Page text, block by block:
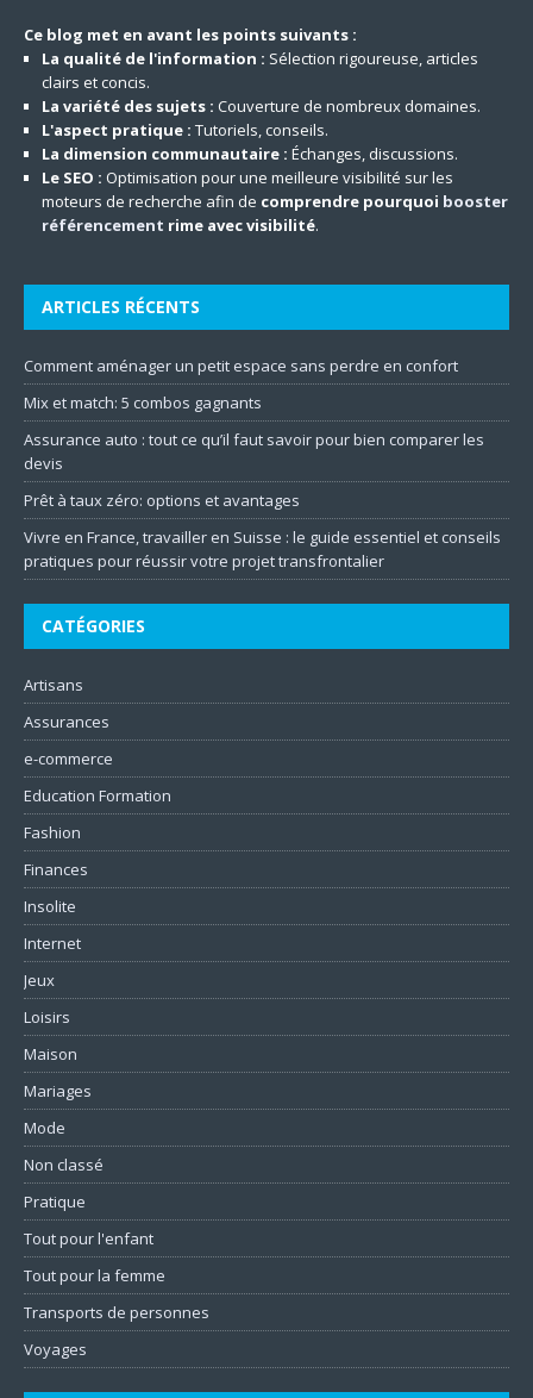
Ce blog met en avant les points suivants :
La qualité de l'information : Sélection rigoureuse, articles
clairs et concis.
La variété des sujets : Couverture de nombreux domaines.
L'aspect pratique : Tutoriels, conseils.
La dimension communautaire : Échanges, discussions.
Le SEO : Optimisation pour une meilleure visibilité sur les
moteurs de recherche afin de comprendre pourquoi booster
référencement rime avec visibilité.
ARTICLES RÉCENTS
Comment aménager un petit espace sans perdre en confort
Mix et match: 5 combos gagnants
Assurance auto : tout ce qu’il faut savoir pour bien comparer les
devis
Prêt à taux zéro: options et avantages
Vivre en France, travailler en Suisse : le guide essentiel et conseils
pratiques pour réussir votre projet transfrontalier
CATÉGORIES
Artisans
Assurances
e-commerce
Education Formation
Fashion
Finances
Insolite
Internet
Jeux
Loisirs
Maison
Mariages
Mode
Non classé
Pratique
Tout pour l'enfant
Tout pour la femme
Transports de personnes
Voyages